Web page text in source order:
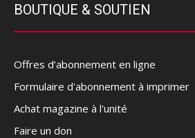
BOUTIQUE & SOUTIEN
Offres d’abonnement en ligne
Formulaire d'abonnement à imprimer
Achat magazine à l'unité
Faire un don